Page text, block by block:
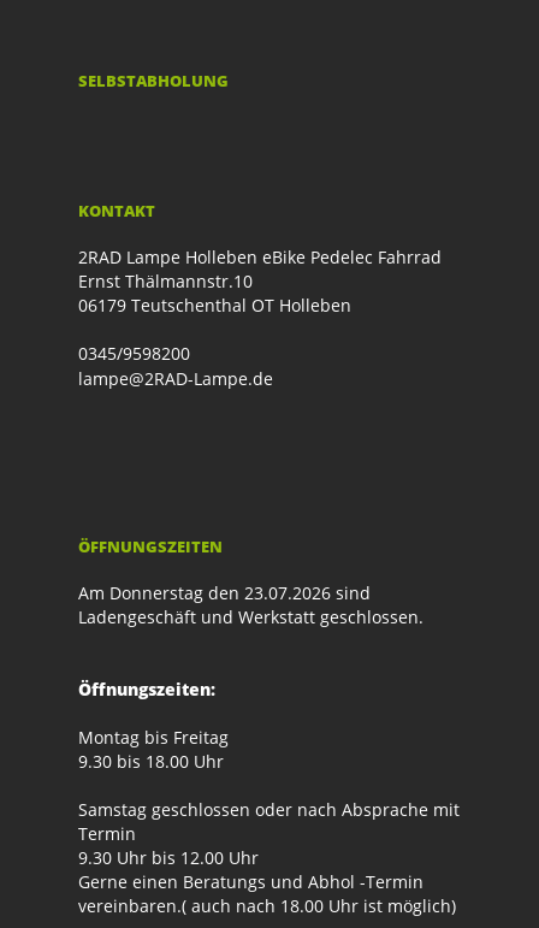
SELBSTABHOLUNG
KONTAKT
2RAD Lampe Holleben eBike Pedelec Fahrrad
Ernst Thälmannstr.10
06179 Teutschenthal OT Holleben
0345/9598200
lampe@2RAD-Lampe.de
ÖFFNUNGSZEITEN
Am Donnerstag den 23.07.2026 sind
Ladengeschäft und Werkstatt geschlossen.
Öffnungszeiten:
Montag bis Freitag
9.30 bis 18.00 Uhr
Samstag geschlossen oder nach Absprache mit
Termin
9.30 Uhr bis 12.00 Uhr
Gerne einen Beratungs und Abhol -Termin
vereinbaren.( auch nach 18.00 Uhr ist möglich)